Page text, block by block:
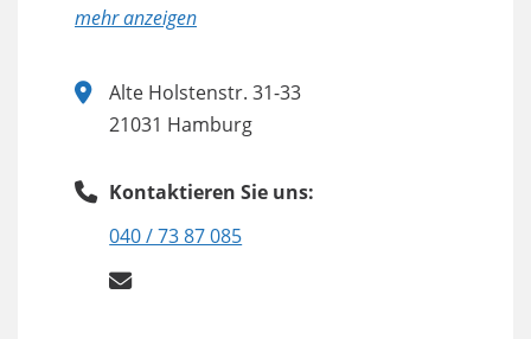
anzeigen
Alte Holstenstr. 31-33
21031 Hamburg
Kontaktieren Sie uns:
040 / 73 87 085